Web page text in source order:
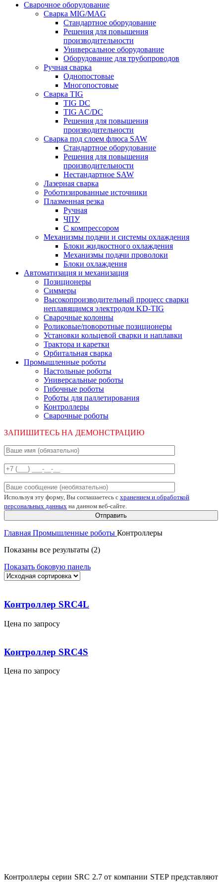
Сварочное оборудование
Сварка MIG/MAG
Стандартное оборудование
Решения для повышения
производительности
Универсальное оборудование
Оборудование для трубопроводов
Ручная сварка
Однопостовые
Многопостовые
Сварка TIG
TIG DC
TIG AC/DC
Решения для повышения
производительности
Сварка под слоем флюса SAW
Стандартное оборудование
Решения для повышения
производительности
Нестандартное SAW
Лазерная сварка
Роботизированные источники
Плазменная резка
Ручная
ЧПУ
С компрессором
Механизмы подачи и системы охлаждения
Блоки жидкостного охлаждения
Механизмы подачи проволоки
Блоки охлаждения
Автоматизация и механизация
Позиционеры
Симмеры
Высокопроизводительный процесс сварки
неплавящимся электродом KD-TIG
Сварочные колонны
Роликовые/поворотные позиционеры
Установки кольцевой сварки и наплавки
Трактора и каретки
Орбитальная сварка
Промышленные роботы
Настольные роботы
Универсальные роботы
Гибочные роботы
Роботы для паллетирования
Контроллеры
Сварочные роботы
ЗАПИШИТЕСЬ НА ДЕМОНСТРАЦИЮ
Используя эту форму, Вы соглашаетесь с хранением и обработкой
персональных данных на данном веб-сайте.
Главная Промышленные роботы Контроллеры
Показаны все результаты (2)
Показать боковую панель
Контроллер SRC4L
Цена по запросу
Контроллер SRC4S
Цена по запросу
Контроллеры серии SRC 2.7 от компании STEP представляют